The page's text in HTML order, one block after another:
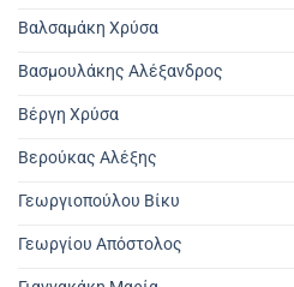
Βαλσαμάκη Χρύσα
Βασμουλάκης Αλέξανδρος
Βέργη Χρύσα
Βερούκας Αλέξης
Γεωργιοπούλου Βίκυ
Γεωργίου Απόστολος